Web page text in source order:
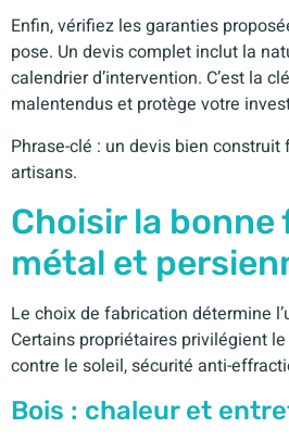
Enfin, vérifiez les garanties
pose. Un devis complet inclut la
calendrier d’intervention. C’est la
malentendus et protège votre
Phrase-clé : un devis bien
artisans.
Choisir la bonne
métal et
Le choix de fabrication détermine
Certains propriétaires privilégient le
contre le soleil, sécurité anti-
Bois : chaleur et